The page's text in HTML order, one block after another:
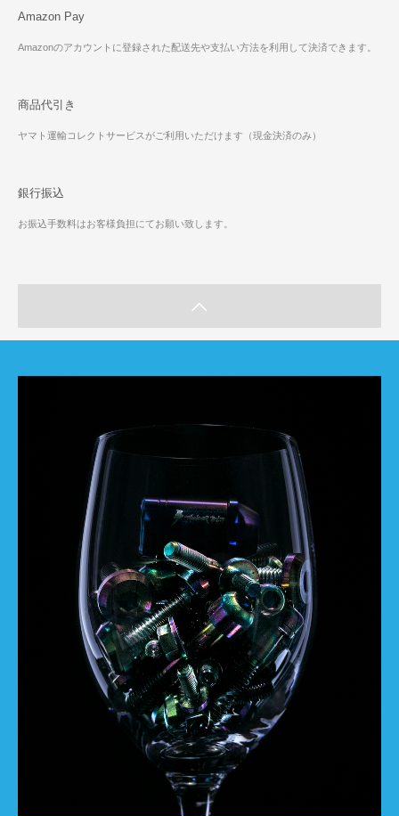
Amazon Pay
Amazonのアカウントに登録された配送先や支払い方法を利用して決済できます。
商品代引き
ヤマト運輸コレクトサービスがご利用いただけます（現金決済のみ）
銀行振込
お振込手数料はお客様負担にてお願い致します。